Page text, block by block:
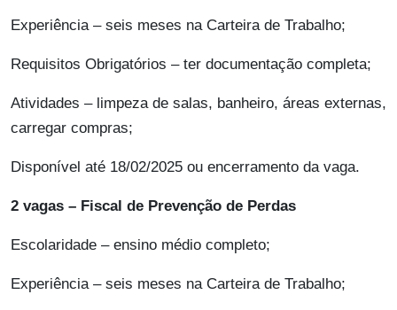
Experiência – seis meses na Carteira de Trabalho;
Requisitos Obrigatórios – ter documentação completa;
Atividades – limpeza de salas, banheiro, áreas externas,
carregar compras;
Disponível até 18/02/2025 ou encerramento da vaga.
2 vagas – Fiscal de Prevenção de Perdas
Escolaridade – ensino médio completo;
Experiência – seis meses na Carteira de Trabalho;